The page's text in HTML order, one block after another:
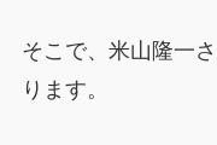
そこで、米山隆一
ります。